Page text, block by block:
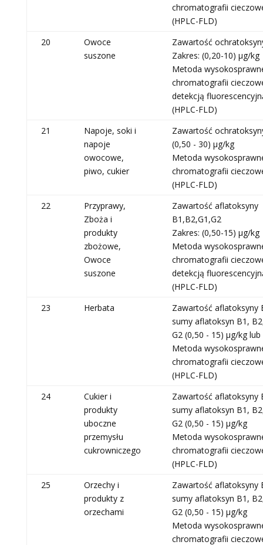
chromatografii
(HPLC-FLD)
20
Owoce
suszone
Zawartość
Zakres: (0,20-10) μg/kg
Metoda
chromatografii
detekcją
(HPLC-FLD)
21
Napoje, soki i
napoje
owocowe,
piwo, cukier
Zawartość
(0,50 - 30) µg/kg
Metoda
chromatografii
(HPLC-FLD)
22
Przyprawy,
Zboża i
produkty
zbożowe,
Owoce
suszone
Zawartość aflatoksyny
B1,B2,G1,G2
Zakres: (0,50-15) μg/kg
Metoda
chromatografii
detekcją
(HPLC-FLD)
23
Herbata
Zawartość aflatoksyny
sumy aflatoksyn B1,
G2 (0,50 - 15) µg/kg
Metoda
chromatografii
(HPLC-FLD)
24
Cukier i
produkty
uboczne
przemysłu
cukrowniczego
Zawartość aflatoksyny
sumy aflatoksyn B1,
G2 (0,50 - 15) µg/kg
Metoda
chromatografii
(HPLC-FLD)
25
Orzechy i
produkty z
orzechami
Zawartość aflatoksyny
sumy aflatoksyn B1,
G2 (0,50 - 15) µg/kg
Metoda
chromatografii